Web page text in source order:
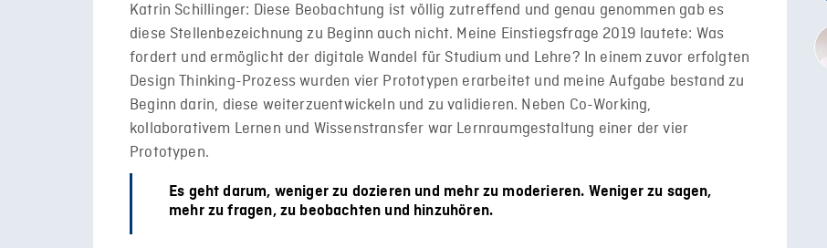
Katrin Schillinger: Diese Beobachtung ist völlig zutreffend und genau genommen gab es
diese Stellenbezeichnung zu Beginn auch nicht. Meine Einstiegsfrage 2019 lautete: Was
fordert und ermöglicht der digitale Wandel für Studium und Lehre? In einem zuvor erfolgten
Design Thinking-Prozess wurden vier Prototypen erarbeitet und meine Aufgabe bestand zu
Beginn darin, diese weiterzuentwickeln und zu validieren. Neben Co-Working,
kollaborativem Lernen und Wissenstransfer war Lernraumgestaltung einer der vier
Prototypen.
Es geht darum, weniger zu dozieren und mehr zu moderieren. Weniger zu sagen,
mehr zu fragen, zu beobachten und hinzuhören.